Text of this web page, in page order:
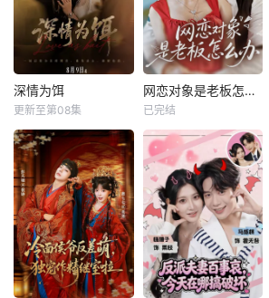
深情为饵
更新至第08集
网恋对象是老板怎么办
已完结